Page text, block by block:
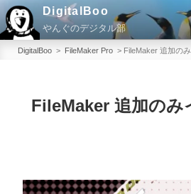
コ
ン
DigitalBoo
やんぐのデジタル部
DigitalBoo > FileMaker Pro > FileMaker 追加の
FileMaker 追加のみ